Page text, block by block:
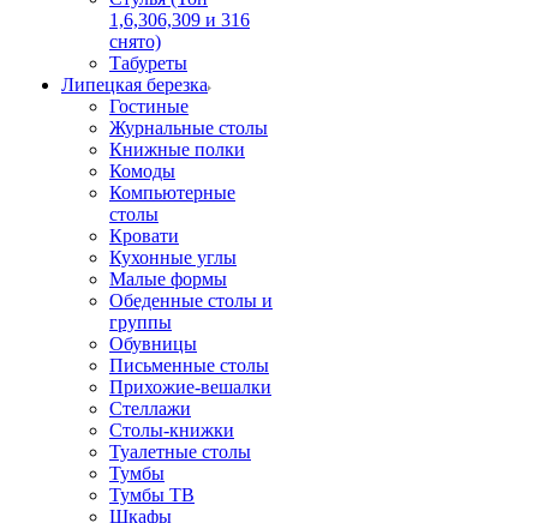
1,6,306,309 и 316
снято)
Табуреты
Липецкая березка
Гостиные
Журнальные столы
Книжные полки
Комоды
Компьютерные
столы
Кровати
Кухонные углы
Малые формы
Обеденные столы и
группы
Обувницы
Письменные столы
Прихожие-вешалки
Стеллажи
Столы-книжки
Туалетные столы
Тумбы
Тумбы ТВ
Шкафы